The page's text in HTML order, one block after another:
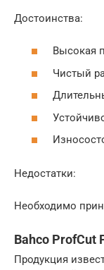
Достоинства:
Высокая
Чистый
Недостатки:
Необходимо
Bahco ProfCut
Продукция